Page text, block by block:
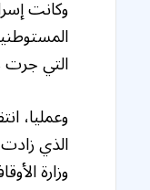
وكانت
التي جرت منذ 7 أكتوبر/تشرين الأول
وعمليا،
الذي
وزارة